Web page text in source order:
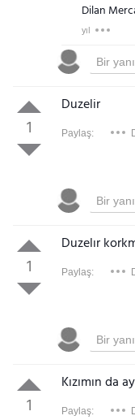
Dilan
yıl
1
Duzelir
Paylaş:
1
Duzelır
Paylaş:
1
Kızımın da
Paylaş: